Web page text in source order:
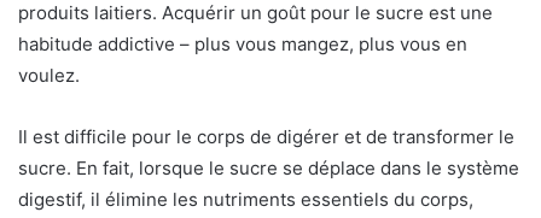
produits laitiers. Acquérir un goût pour le sucre est une
habitude addictive – plus vous mangez, plus vous en
voulez.
Il est difficile pour le corps de digérer et de transformer le
sucre. En fait, lorsque le sucre se déplace dans le système
digestif, il élimine les nutriments essentiels du corps,